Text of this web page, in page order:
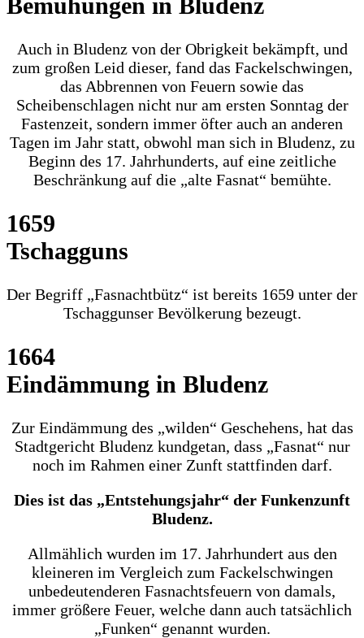
Bemühungen in Bludenz
Auch in Bludenz von der Obrigkeit bekämpft, und
zum großen Leid dieser, fand das Fackelschwingen,
das Abbrennen von Feuern sowie das
Scheibenschlagen nicht nur am ersten Sonntag der
Fastenzeit, sondern immer öfter auch an anderen
Tagen im Jahr statt, obwohl man sich in Bludenz, zu
Beginn des 17. Jahrhunderts, auf eine zeitliche
Beschränkung auf die „alte Fasnat“ bemühte.
1659
Tschagguns
Der Begriff „Fasnachtbütz“ ist bereits 1659 unter der
Tschaggunser Bevölkerung bezeugt.
1664
Eindämmung in Bludenz
Zur Eindämmung des „wilden“ Geschehens, hat das
Stadtgericht Bludenz kundgetan, dass „Fasnat“ nur
noch im Rahmen einer Zunft stattfinden darf.
Dies ist das „Entstehungsjahr“ der Funkenzunft
Bludenz.
Allmählich wurden im 17. Jahrhundert aus den
kleineren im Vergleich zum Fackelschwingen
unbedeutenderen Fasnachtsfeuern von damals,
immer größere Feuer, welche dann auch tatsächlich
„Funken“ genannt wurden.